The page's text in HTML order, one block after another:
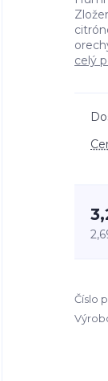
celý
Číslo